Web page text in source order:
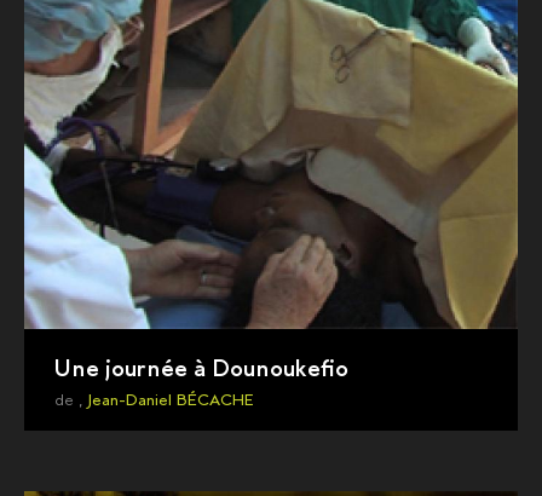
Une journée à Dounoukefio
de , Jean-Daniel BÉCACHE